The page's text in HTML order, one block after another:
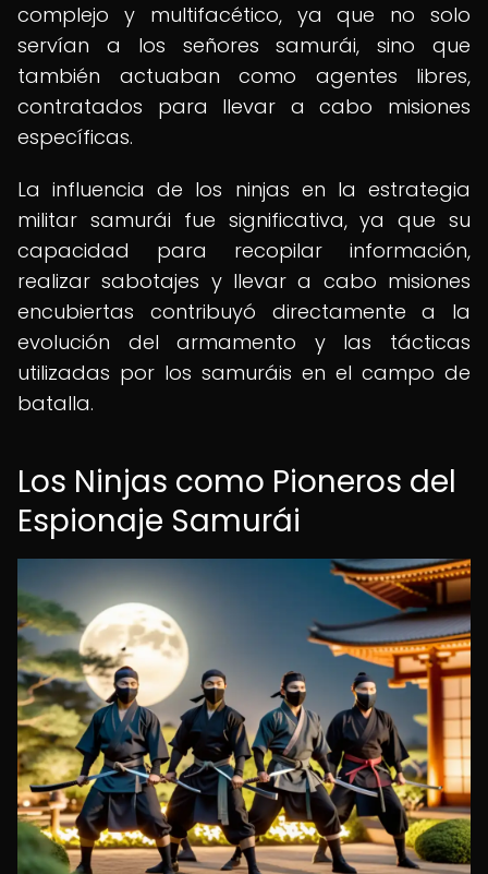
complejo y multifacético, ya que no solo
servían a los señores samurái, sino que
también actuaban como agentes libres,
contratados para llevar a cabo misiones
específicas.
La influencia de los ninjas en la estrategia
militar samurái fue significativa, ya que su
capacidad para recopilar información,
realizar sabotajes y llevar a cabo misiones
encubiertas contribuyó directamente a la
evolución del armamento y las tácticas
utilizadas por los samuráis en el campo de
batalla.
Los Ninjas como Pioneros del
Espionaje Samurái